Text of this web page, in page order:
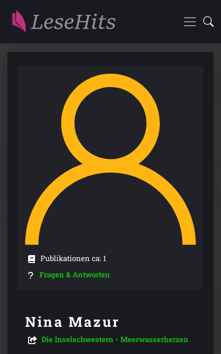
Publikationen ca: 1
Fragen & Antworten
Nina Mazur
Die Inselschwestern - Meerwasserherzen